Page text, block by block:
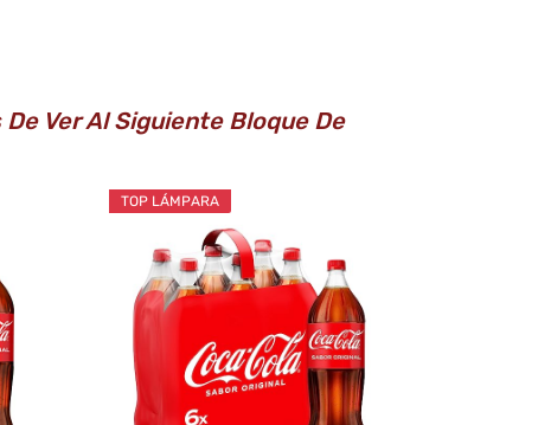
Ver Al Siguiente Bloque De
TOP LÁMPARA